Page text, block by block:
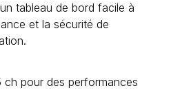
tableau de bord facile à
et la sécurité de
ch pour des performances